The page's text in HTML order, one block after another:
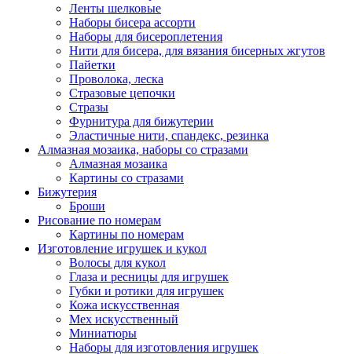
Ленты шелковые
Наборы бисера ассорти
Наборы для бисероплетения
Нити для бисера, для вязания бисерных жгутов
Пайетки
Проволока, леска
Стразовые цепочки
Стразы
Фурнитура для бижутерии
Эластичные нити, спандекс, резинка
Алмазная мозаика, наборы со стразами
Алмазная мозаика
Картины co стразами
Бижутерия
Броши
Рисование по номерам
Картины по номерам
Изготовление игрушек и кукол
Волосы для кукол
Глаза и ресницы для игрушек
Губки и ротики для игрушек
Кожа искусственная
Мех искусственный
Миниатюры
Наборы для изготовления игрушек